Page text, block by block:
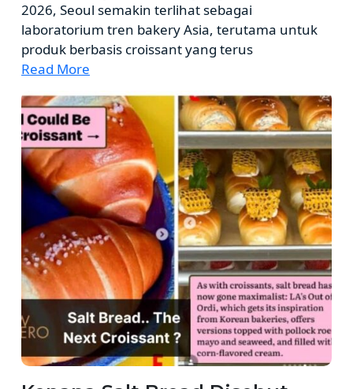
2026, Seoul semakin terlihat sebagai
laboratorium tren bakery Asia, terutama untuk
produk berbasis croissant yang terus
Read More